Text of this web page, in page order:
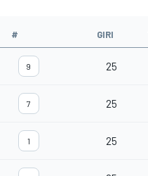
# GIRI
9 25
7 25
1 25